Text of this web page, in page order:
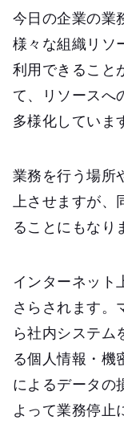
今日の企業の業
様々な組織リソ
利用できること
て、リソースへ
多様化していま
業務を行う場所
上させますが
ることにもなり
インターネット
さらされます。
ら社内システム
る個人情報・機
によるデータの
よって業務停止